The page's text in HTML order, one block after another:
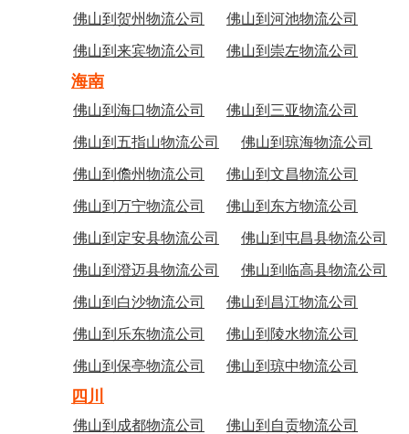
佛山到贺州物流公司 佛山到河池物流公司
佛山到来宾物流公司 佛山到崇左物流公司
海南
佛山到海口物流公司 佛山到三亚物流公司
佛山到五指山物流公司 佛山到琼海物流公司
佛山到儋州物流公司 佛山到文昌物流公司
佛山到万宁物流公司 佛山到东方物流公司
佛山到定安县物流公司 佛山到屯昌县物流公司
佛山到澄迈县物流公司 佛山到临高县物流公司
佛山到白沙物流公司 佛山到昌江物流公司
佛山到乐东物流公司 佛山到陵水物流公司
佛山到保亭物流公司 佛山到琼中物流公司
四川
佛山到成都物流公司 佛山到自贡物流公司